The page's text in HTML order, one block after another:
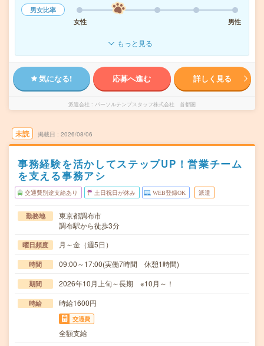
男女比率
女性
男性
もっと見る
気になる! 応募へ進む 詳しく見る
派遣会社 パーソルテンプスタッフ株式会社 首都圏
未読 掲載日 2026/08/06
事務経験を活かしてステップUP！営業チーム
を支える事務アシ
交通費別途支給あり 土日祝日が休み WEB登録OK 派遣
勤務地
東京都調布市
調布駅から徒歩3分
曜日頻度 月～金（週5日）
時間 09:00～17:00(実働7時間 休憩1時間)
期間 2026年10月上旬～長期 ※10月～！
時給 時給1600円
交通費
全額支給